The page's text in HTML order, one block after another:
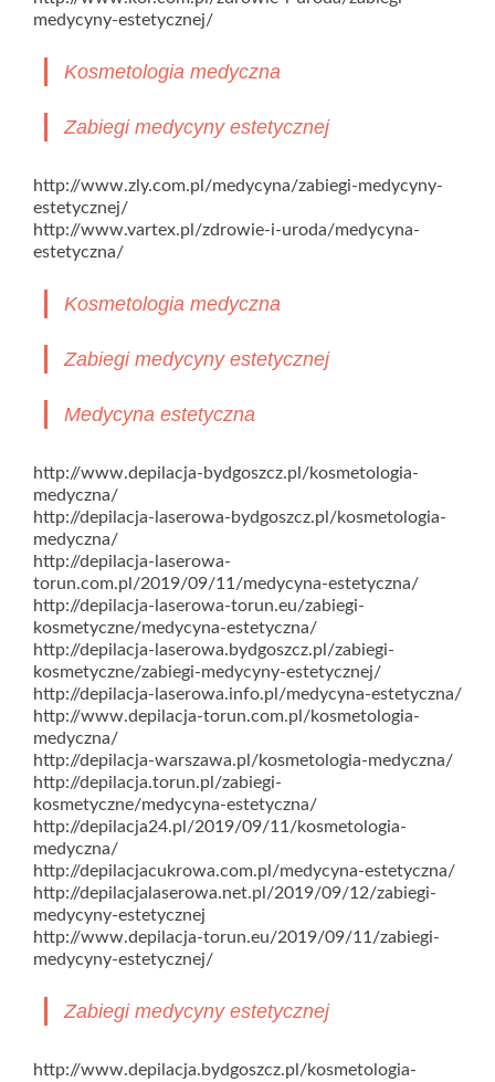
medycyny-estetycznej/
Kosmetologia medyczna
Zabiegi medycyny estetycznej
http://www.zly.com.pl/medycyna/zabiegi-medycyny-
estetycznej/
http://www.vartex.pl/zdrowie-i-uroda/medycyna-
estetyczna/
Kosmetologia medyczna
Zabiegi medycyny estetycznej
Medycyna estetyczna
http://www.depilacja-bydgoszcz.pl/kosmetologia-
medyczna/
http://depilacja-laserowa-bydgoszcz.pl/kosmetologia-
medyczna/
http://depilacja-laserowa-
torun.com.pl/2019/09/11/medycyna-estetyczna/
http://depilacja-laserowa-torun.eu/zabiegi-
kosmetyczne/medycyna-estetyczna/
http://depilacja-laserowa.bydgoszcz.pl/zabiegi-
kosmetyczne/zabiegi-medycyny-estetycznej/
http://depilacja-laserowa.info.pl/medycyna-estetyczna/
http://www.depilacja-torun.com.pl/kosmetologia-
medyczna/
http://depilacja-warszawa.pl/kosmetologia-medyczna/
http://depilacja.torun.pl/zabiegi-
kosmetyczne/medycyna-estetyczna/
http://depilacja24.pl/2019/09/11/kosmetologia-
medyczna/
http://depilacjacukrowa.com.pl/medycyna-estetyczna/
http://depilacjalaserowa.net.pl/2019/09/12/zabiegi-
medycyny-estetycznej
http://www.depilacja-torun.eu/2019/09/11/zabiegi-
medycyny-estetycznej/
Zabiegi medycyny estetycznej
http://www.depilacja.bydgoszcz.pl/kosmetologia-